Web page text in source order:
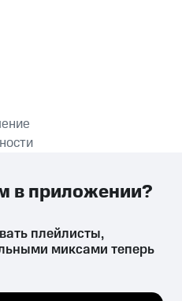
причиняет вред здоровью,
плейлисты,
миксами теперь